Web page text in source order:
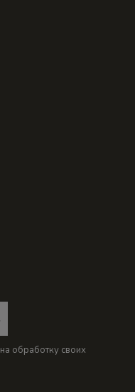
обработку своих